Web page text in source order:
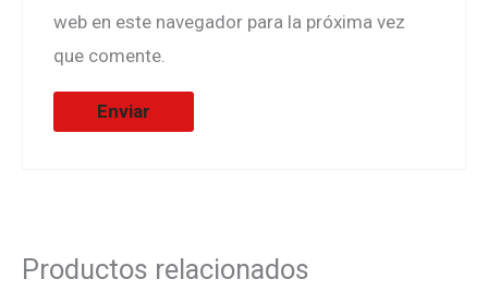
web en este navegador para la próxima vez
que comente.
Productos relacionados